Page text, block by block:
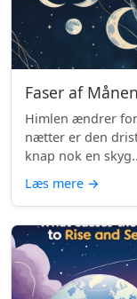
Faser af
Himlen ændrer
nætter er den
knap nok en
Læs mere →